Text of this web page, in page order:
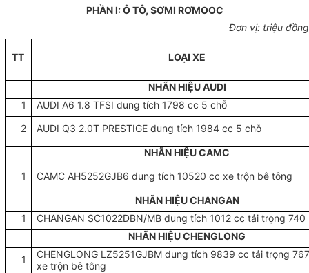
PHẦN I: Ô TÔ, SƠMI RƠMOOC
Đơn vị: triệu đồng
TT LOẠI XE
NHÃN HIỆU AUDI
1
AUDI A6 1.8 TFSI dung tích 1798 cc 5 chỗ
2
AUDI Q3 2.0T PRESTIGE dung tích 1984 cc 5 chỗ
NHÃN HIỆU CAMC
1
CAMC AH5252GJB6 dung tích 10520 cc xe trộn bê tông
NHÃN HIỆU CHANGAN
1
CHANGAN SC1022DBN/MB dung tích 1012 cc tải trọng 740
NHÃN HIỆU CHENGLONG
1
CHENGLONG LZ5251GJBM dung tích 9839 cc tải trọng
xe trộn bê tông